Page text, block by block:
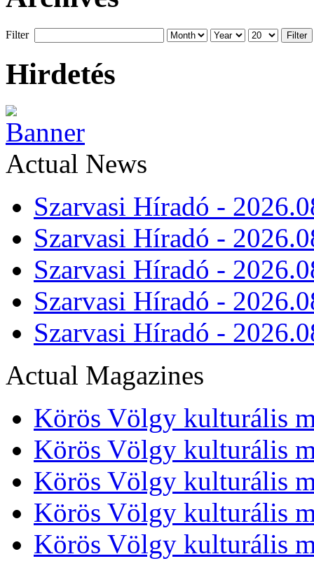
Filter Filter
Hirdetés
Actual News
Szarvasi Híradó -
Szarvasi Híradó -
Szarvasi Híradó -
Szarvasi Híradó -
Szarvasi Híradó -
Actual Magazines
Körös Völgy kulturális
Körös Völgy kulturális
Körös Völgy kulturális
Körös Völgy kulturális
Körös Völgy kulturális